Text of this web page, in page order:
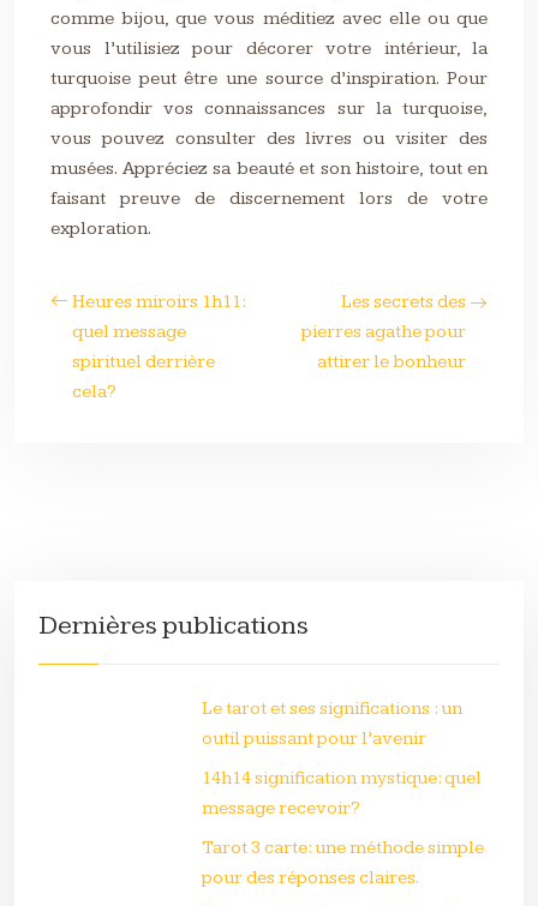
comme bijou, que vous méditiez avec elle ou que
vous l’utilisiez pour décorer votre intérieur, la
turquoise peut être une source d’inspiration. Pour
approfondir vos connaissances sur la turquoise,
vous pouvez consulter des livres ou visiter des
musées. Appréciez sa beauté et son histoire, tout en
faisant preuve de discernement lors de votre
exploration.
Heures miroirs 1h11:
quel message
spirituel derrière
cela?
Les secrets des
pierres agathe pour
attirer le bonheur
Dernières publications
Le tarot et ses significations : un
outil puissant pour l’avenir
14h14 signification mystique: quel
message recevoir?
Tarot 3 carte: une méthode simple
pour des réponses claires.